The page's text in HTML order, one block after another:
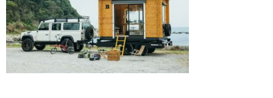
Mole &Otter`s Tinyhouse Hotel